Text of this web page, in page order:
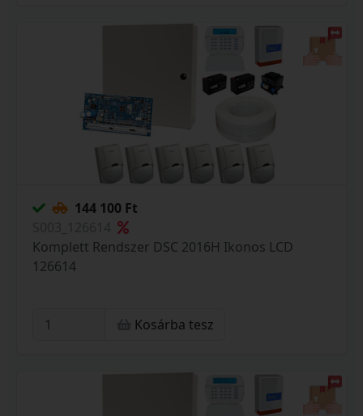
144 100 Ft
Komplett Rendszer DSC 2016H Ikonos LCD
126614
Kosárba tesz